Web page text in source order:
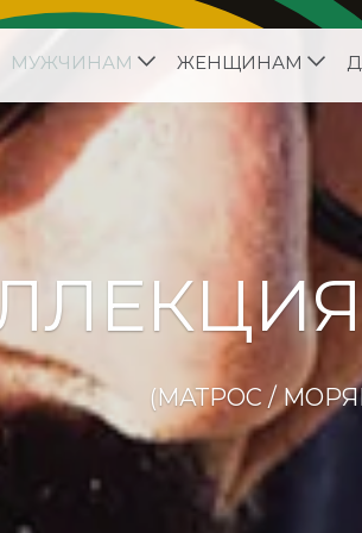
МУЖЧИНАМ ЖЕНЩИНАМ
(МАТРОС /